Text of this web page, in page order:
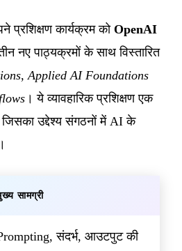
कार्यक्रम को OpenAI
नए पाठ्यक्रमों के साथ विस्तारित
,Applied AI Foundations
। ये व्यावहारिक प्रशिक्षण एक
जिसका उद्देश्य संगठनों में AI के
सामग्री
संदर्भ, आउटपुट की